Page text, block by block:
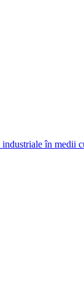
în medii